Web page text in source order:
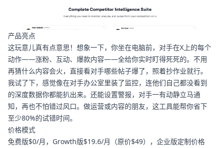
产品亮点
这玩意儿真有点意思！想象一下，你坐在电脑前，对手在X上的每个
动作——涨粉、互动、爆款内容——全给你实时盯得死死的。不用
再猜什么内容会火，直接看对手哪些帖子爆了，照着抄作业就行。
我试了下，感觉像在对手办公室里装了监控，连他们自己都没看到
的深度数据你都能扒出来。还能设置警报，对手一有动静立马通
知，再也不怕错过风口。做运营或内容的朋友，这工具能帮你省下
至少80%的试错时间。
价格模式
免费版$0/月，Growth版$19.6/月（原价$49），企业版定制价格